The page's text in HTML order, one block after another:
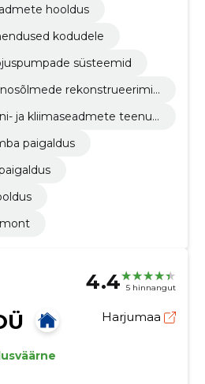
hooldus
kodudele
süsteemid
rekonstrueerimin
ja kliimaseadmete teenus
paigaldus
4.4 5 hinnangut
Harjumaa